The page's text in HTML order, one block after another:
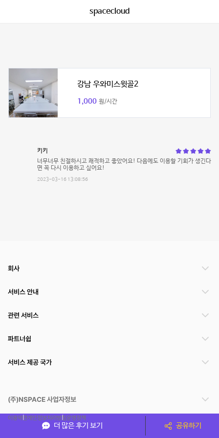
spacecloud
강남 우와미스윗골2
1,000 원/시간
키키
너무너무 친절하시고 쾌적하고 좋았어요! 다음에도 이용할 기회가 생긴다
면 꼭 다시 이용하고 싶어요!
2023-03-16 13:08:56
더 많은 후기 보기 공유하기
회사
서비스 안내
관련 서비스
파트너쉽
서비스 제공 국가
(주)NSPACE 사업자정보
이용약관개인정보처리방침운영정책
스페이스클라우드는 통신판매중개자이며 통신판매의 당사자가 아닙니다. 따라서 스페이스클